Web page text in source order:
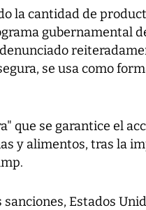
la cantidad de
gubernamental
se usa como
que se garantice el
y alimentos, tras la
Estados